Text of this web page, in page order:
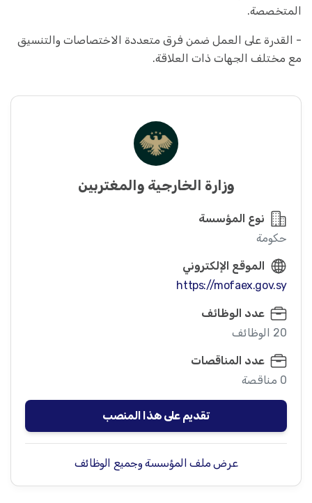
المتخصصة.
- القدرة على العمل ضمن فرق متعددة الاختصاصات والتنسيق
مع مختلف الجهات ذات العلاقة.
وزارة الخارجية والمغتربين
نوع المؤسسة
حكومة
الموقع الإلكتروني
https://mofaex.gov.sy
عدد الوظائف
20 الوظائف
عدد المناقصات
0 مناقصة
تقديم على هذا المنصب
عرض ملف المؤسسة وجميع الوظائف